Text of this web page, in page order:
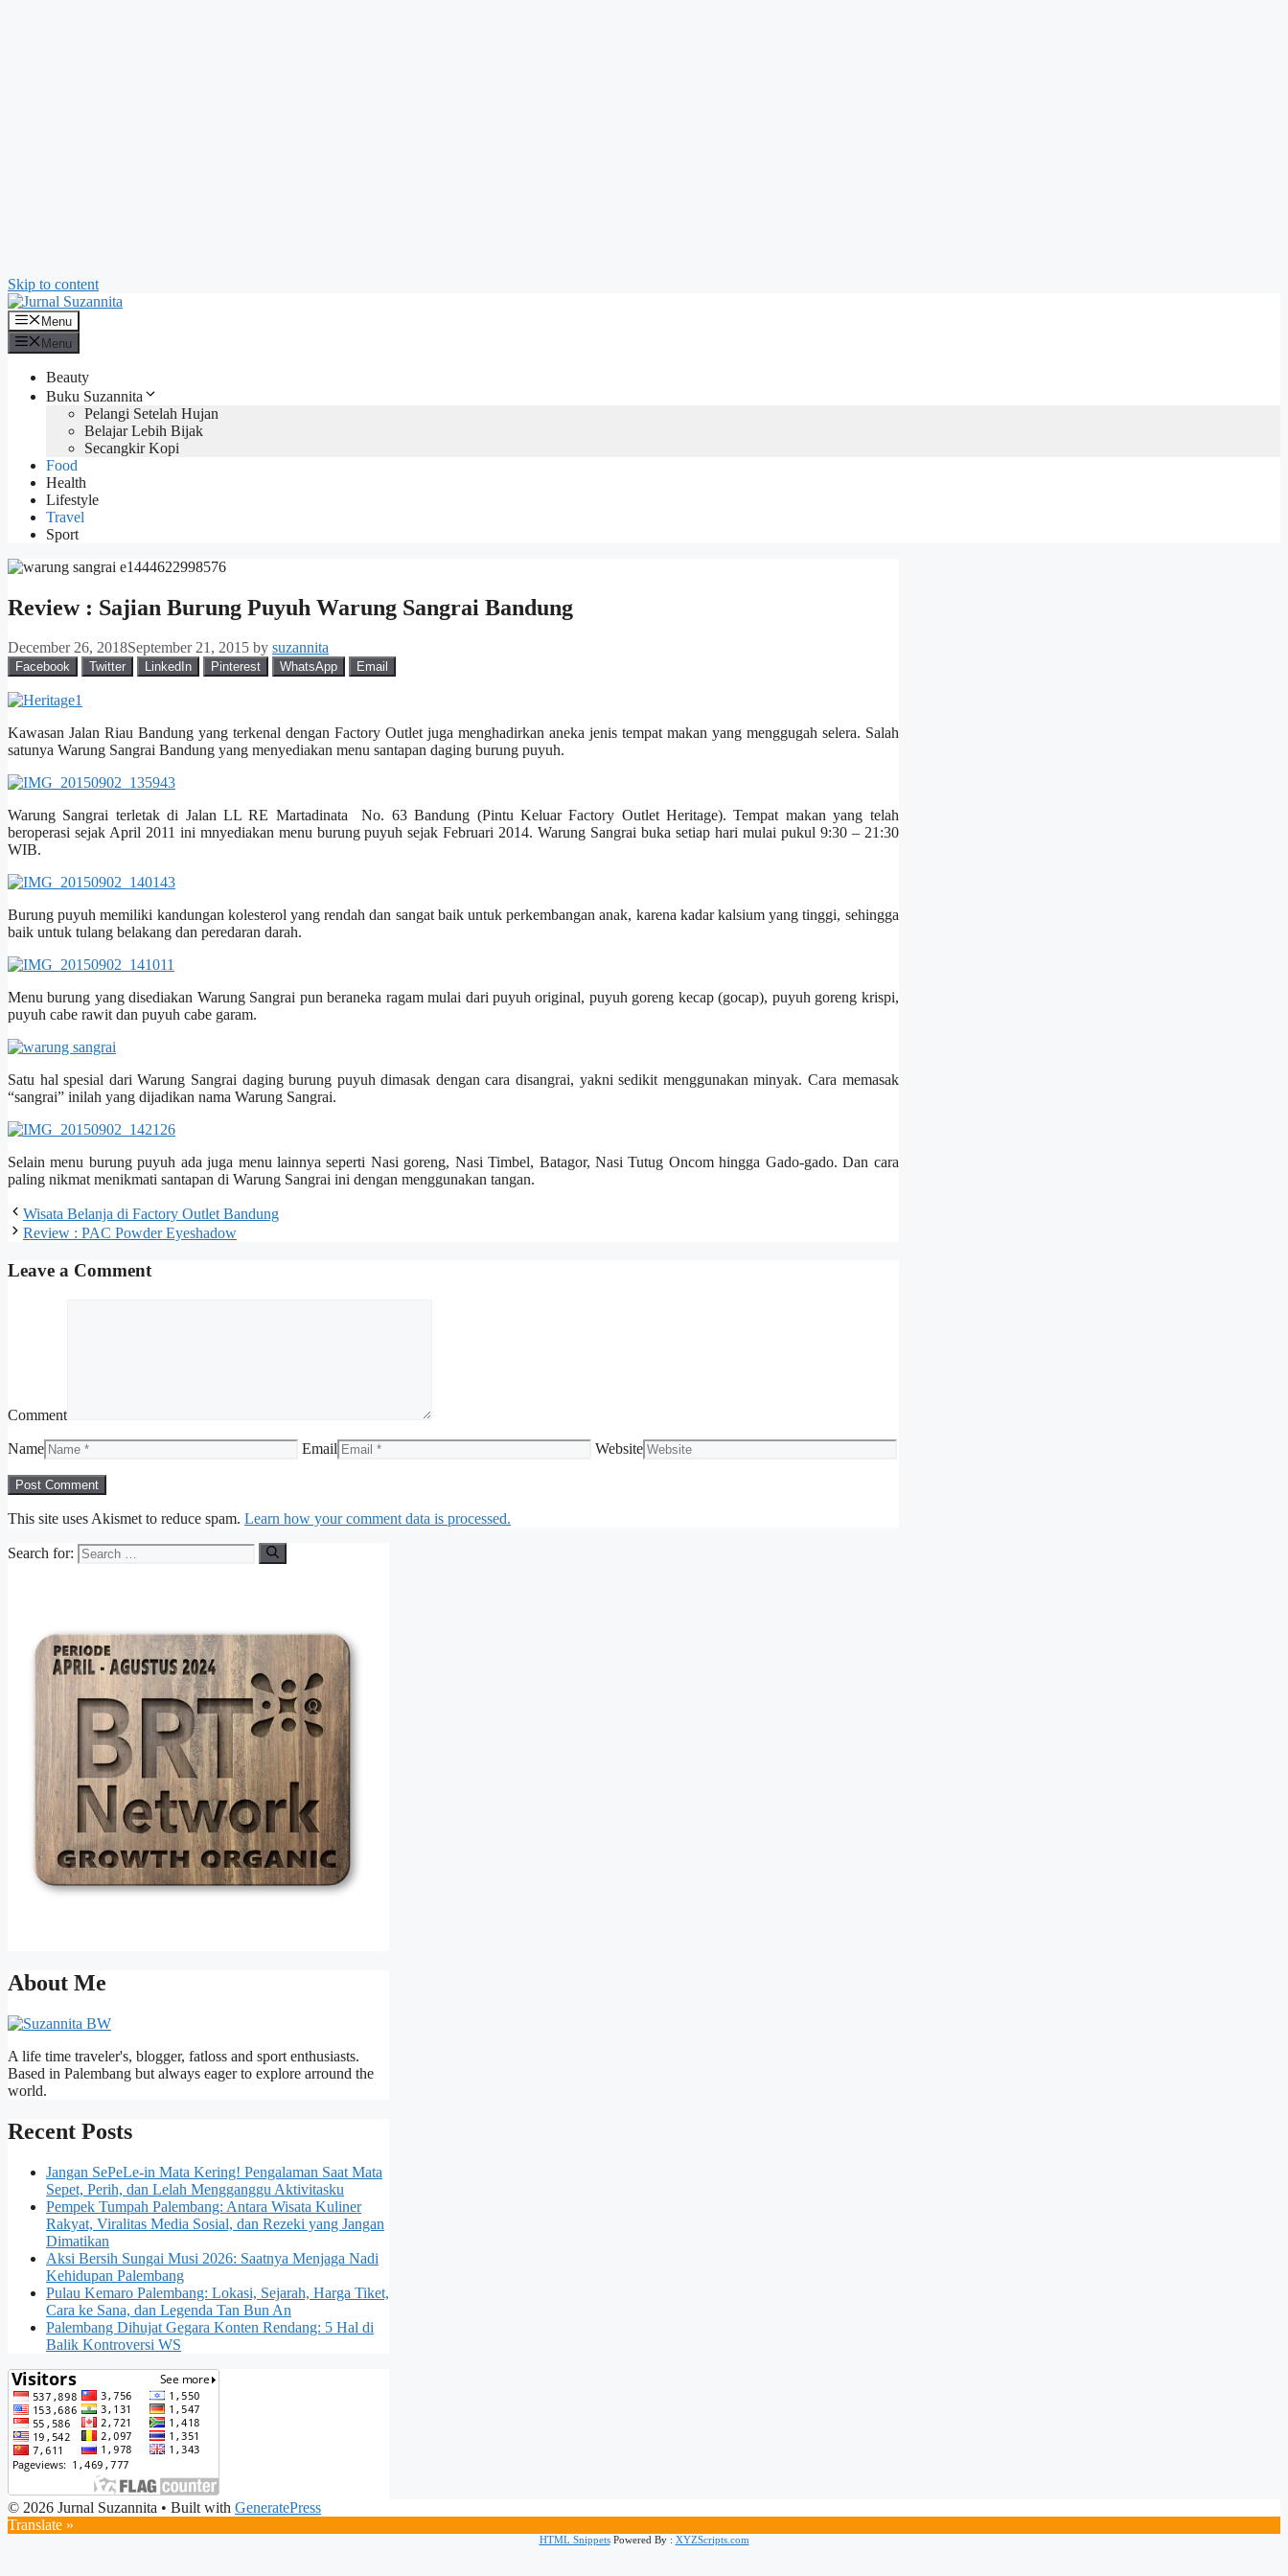
Skip to content
Menu
Menu
Beauty
Buku Suzannita
Pelangi Setelah Hujan
Belajar Lebih Bijak
Secangkir Kopi
Food
Health
Lifestyle
Travel
Sport
Review : Sajian Burung Puyuh Warung Sangrai Bandung
December 26, 2018September 21, 2015 by suzannita
Facebook Twitter LinkedIn Pinterest WhatsApp Email
Kawasan Jalan Riau Bandung yang terkenal dengan Factory Outlet juga menghadirkan aneka jenis tempat makan yang menggugah selera. Salah
satunya Warung Sangrai Bandung yang menyediakan menu santapan daging burung puyuh.
Warung Sangrai terletak di Jalan LL RE Martadinata No. 63 Bandung (Pintu Keluar Factory Outlet Heritage). Tempat makan yang telah
beroperasi sejak April 2011 ini mnyediakan menu burung puyuh sejak Februari 2014. Warung Sangrai buka setiap hari mulai pukul 9:30 – 21:30
WIB.
Burung puyuh memiliki kandungan kolesterol yang rendah dan sangat baik untuk perkembangan anak, karena kadar kalsium yang tinggi, sehingga
baik untuk tulang belakang dan peredaran darah.
Menu burung yang disediakan Warung Sangrai pun beraneka ragam mulai dari puyuh original, puyuh goreng kecap (gocap), puyuh goreng krispi,
puyuh cabe rawit dan puyuh cabe garam.
Satu hal spesial dari Warung Sangrai daging burung puyuh dimasak dengan cara disangrai, yakni sedikit menggunakan minyak. Cara memasak
“sangrai” inilah yang dijadikan nama Warung Sangrai.
Selain menu burung puyuh ada juga menu lainnya seperti Nasi goreng, Nasi Timbel, Batagor, Nasi Tutug Oncom hingga Gado-gado. Dan cara
paling nikmat menikmati santapan di Warung Sangrai ini dengan menggunakan tangan.
Wisata Belanja di Factory Outlet Bandung
Review : PAC Powder Eyeshadow
Leave a Comment
Comment
Name Email Website
This site uses Akismet to reduce spam. Learn how your comment data is processed.
Search for:
About Me
A life time traveler's, blogger, fatloss and sport enthusiasts.
Based in Palembang but always eager to explore arround the
world.
Recent Posts
Jangan SePeLe-in Mata Kering! Pengalaman Saat Mata
Sepet, Perih, dan Lelah Mengganggu Aktivitasku
Pempek Tumpah Palembang: Antara Wisata Kuliner
Rakyat, Viralitas Media Sosial, dan Rezeki yang Jangan
Dimatikan
Aksi Bersih Sungai Musi 2026: Saatnya Menjaga Nadi
Kehidupan Palembang
Pulau Kemaro Palembang: Lokasi, Sejarah, Harga Tiket,
Cara ke Sana, dan Legenda Tan Bun An
Palembang Dihujat Gegara Konten Rendang: 5 Hal di
Balik Kontroversi WS
© 2026 Jurnal Suzannita • Built with GeneratePress
Translate »
HTML SnippetsPowered By : XYZScripts.com